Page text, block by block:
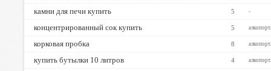
камни для печи купить 5 -
концентрированный сок купить 5
корковая пробка 8
купить бутылки 10 литров 4